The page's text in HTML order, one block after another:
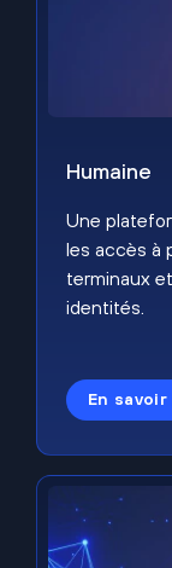
Humaine
Une
les accès à
terminaux
identités.
En savoir